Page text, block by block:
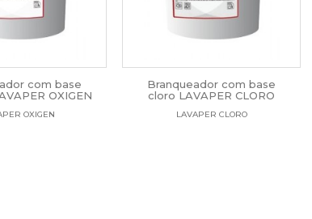
com base
OXIGEN
OXIGEN
Branqueador com base
cloro LAVAPER CLORO
LAVAPER CLORO